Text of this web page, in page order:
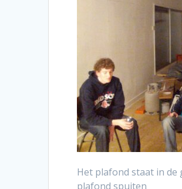
Het plafond staat in de
plafond spuiten